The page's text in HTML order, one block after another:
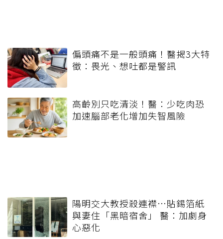
偏頭痛不是一般頭痛！醫揭3大特
徵：畏光、想吐都是警訊
高齡別只吃清淡！醫：少吃肉恐
加速腦部老化增加失智風險
陽明交大教授殺連襟…貼錫箔紙
與妻住「黑暗宿舍」 醫：加劇身
心惡化